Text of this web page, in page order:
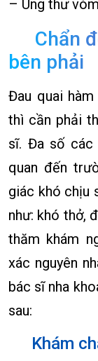
– Ung thư
Chẩn
bên phải
Đau quai
thì cần phải
sĩ. Đa số các
quan đến
giác khó chịu
như: khó thở,
thăm khám
xác nguyên
bác sĩ nha
sau:
Khám